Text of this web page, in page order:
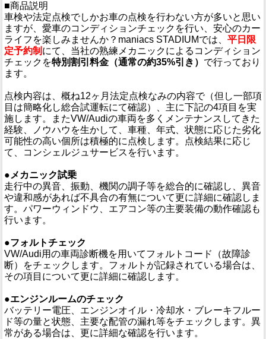
■商品説明
車検や法定点検でしかお車の点検を行わない方が多いと思い
ますが、愛車のコンディションチェックを行い、安心のカー
ライフを楽しみませんか？maniacs STADIUMでは、 平日限
定予約制 にて、当社の熟練メカニックによるコンディション
チェックを特別割引料金（通常の約35%引き） で行っており
ます。
点検内容は、概ね12ヶ月法定点検なみの内容で（但し一部項
目は簡略化し総合試運転にて確認）、主に下記の4項目を実
施します。またVW/Audiの車両を多くメンテナンスしてきた
経験、ノウハウを生かして、車種、年式、状態に応じた劣化
可能性の高い個所は積極的に点検します。点検結果に応じ
て、コンシェルジュサービスを行います。
●メカニック試乗
走行中の異音、振動、機関の調子等を総合的に確認し、異音
や違和感があれば不具合の有無について更に詳細に確認しま
す。パワーウィンドウ、エアコン等の主要装備の動作確認も
行います。
●フォルトチェック
VW/Audi用の車両診断機を用いてフォルトコード（故障診
断）をチェックします。フォルトが記録されている場合は、
その項目について更に詳細に確認します。
●エンジンルームのチェック
バッテリー電圧、エンジンオイル・冷却水・ブレーキフルー
ド等の量と状態、主要な配管の漏れ等をチェックします。異
常がある場合は、更に詳細な確認を行います。